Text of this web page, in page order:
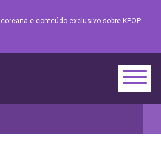
e conteúdo exclusivo sobre KPOP.